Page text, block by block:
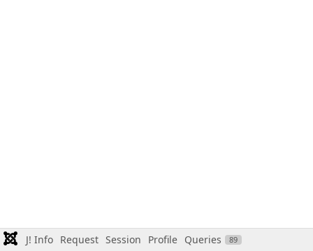
J! Info Request Session Profile Queries 89